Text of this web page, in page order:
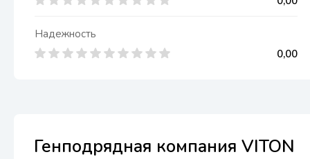
Надежность
0,00
Генподрядная компания VITON